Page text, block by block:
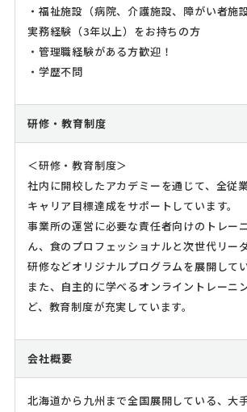
・福祉施設（病院、介護施設、障がい者施
実務経験（3年以上）をお持ちの方
・管理職経験がある方歓迎！
・学歴不問
研修・教育制度
＜研修・教育制度＞
社内に開校したアカデミーを通じて、全従
キャリア目標達成をサポートしています。
事業所の運営に必要な責任者向けのトレー
ん、食のプロフェッショナルと次世代リー
研修などオリジナルプログラムを展開してい
また、自主的に学べるオンライントレーニ
ど、教育制度が充実しています。
会社概要
北海道から九州まで全国展開している、大